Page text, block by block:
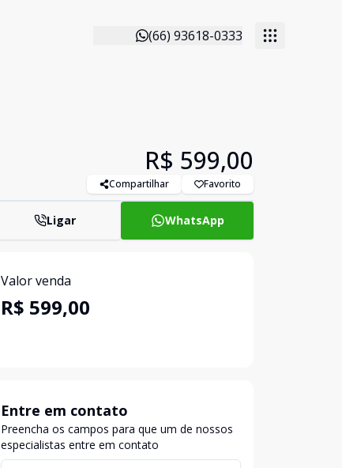
(66) 93618-0333
R$ 599,00
Compartilhar Favorito
Ligar WhatsApp
Valor venda
R$ 599,00
Entre em contato
Preencha os campos para que um de nossos
especialistas entre em contato